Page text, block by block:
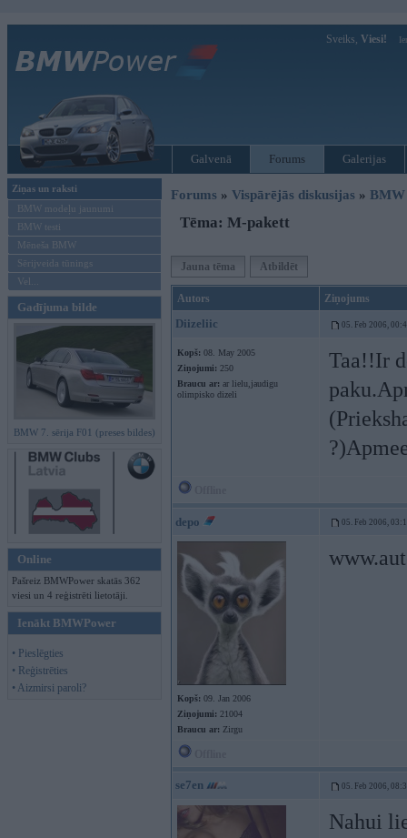
Sveiks, Viesi!
Galvenā Forums Galerijas
Ziņas un raksti
BMW modeļu jaunumi
BMW testi
Mēneša BMW
Sērijveida tūnings
Vel...
Gadījuma bilde
BMW 7. sērija F01 (preses bildes)
Online
Pašreiz BMWPower skatās 362
viesi un 4 reģistrēti lietotāji.
Ienākt BMWPower
• Pieslēgties
• Reģistrēties
• Aizmirsi paroli?
Forums » Vispārējās diskusijas » BMW
Tēma: M-pakett
Jauna tēma Atbildēt
Autors Ziņojums
Diizeliic 05. Feb 2006,
Kopš: 08. May 2005
Ziņojumi: 250
Braucu ar: ar lielu,jaudigu
olimpisko dizeli
Taa!!Ir
depo 05. Feb 2006,
Kopš: 09. Jan 2006
Ziņojumi: 21004
Braucu ar: Zirgu
se7en 05. Feb 2006,
Nahui